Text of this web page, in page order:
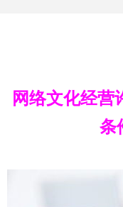
网络文化经营
条